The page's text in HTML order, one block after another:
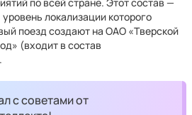
локализации которого
поезд создают на ОАО «Тверской
(входит в состав
с советами от